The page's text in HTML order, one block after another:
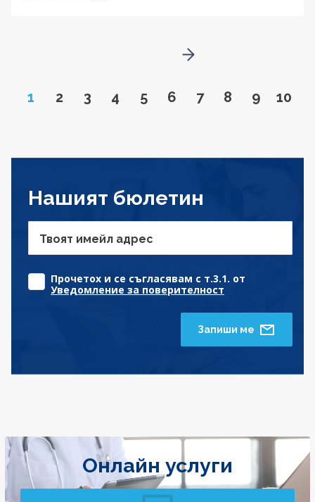
Page
1 Go to page
2 Go to page
3 Go to page
4 Go to page
5 Go to page
6 Go to page
7 Go to page
8 Go to
9 Go
10
Go to next page
Нашият бюлетин
Твоят имейл адрес
Прочетох и се съгласявам с т.3.1. от
Уведомление за поверителност
Запиши ме
Онлайн услуги